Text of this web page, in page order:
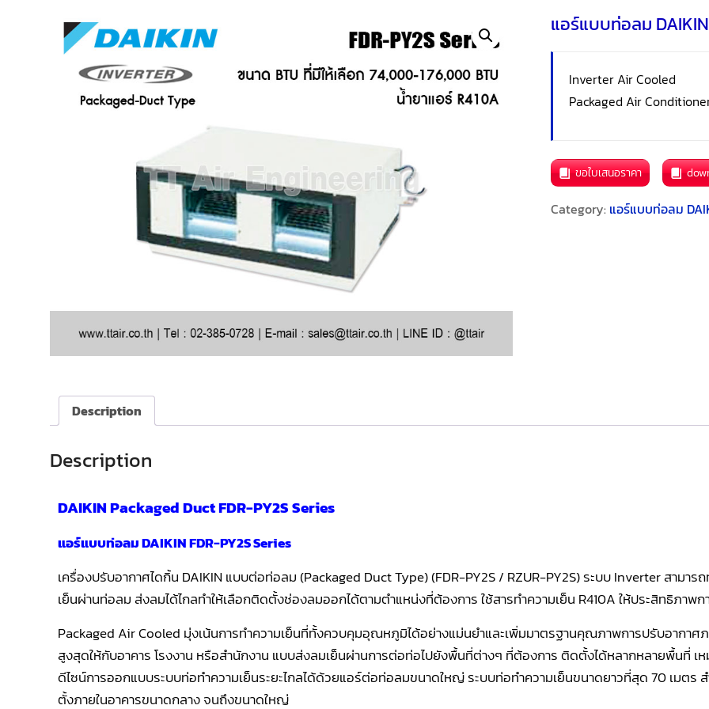
แอร์แบบท่อลม
Inverter Air Cooled
Packaged Air
ขอใบเสนอราคา
Category: แอร์แบบท่อลม
Description
Description
DAIKIN Packaged Duct FDR-PY2S Series
แอร์แบบท่อลม DAIKIN FDR-PY2S Series
เครื่องปรับอากาศไดกิ้น DAIKIN แบบต่อท่อลม (Packaged Duct Type) (FDR-PY2S / RZUR-PY2S) ระบบ Inverter สามาร
เย็นผ่านท่อลม ส่งลมได้ไกลทำให้เลือกติดตั้งช่องลมออกได้ตามตำแหน่งที่ต้องการ ใช้สารทำความเย็น R410A ให้ประสิทธิภาพ
Packaged Air Cooled มุ่งเน้นการทำความเย็นที่ทั้งควบคุมอุณหภูมิได้อย่างแม่นยำและเพิ่มมาตรฐานคุณภาพการปรับอากา
สูงสุดให้กับอาคาร โรงงาน หรือสำนักงาน แบบส่งลมเย็นผ่านการต่อท่อไปยังพื้นที่ต่างๆ ที่ต้องการ ติดตั้งได้หลากหลายพื้นที่ เห
ดีไซน์การออกแบบระบบท่อทำความเย็นระยะไกลได้ด้วยแอร์ต่อท่อลมขนาดใหญ่ ระบบท่อทำความเย็นขนาดยาวที่สุด 70 เมตร
ตั้งภายในอาคารขนาดกลาง จนถึงขนาดใหญ่